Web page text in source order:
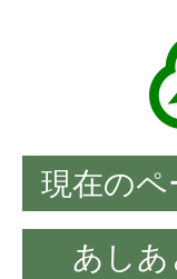
現在のペ
あしあ